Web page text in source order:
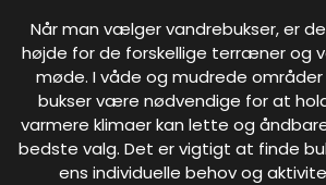
Når man vælger vandrebukser, er
højde for de forskellige terræner og
møde. I våde og mudrede
bukser være nødvendige for at
varmere klimaer kan lette og
bedste valg. Det er vigtigt at finde
ens individuelle behov og